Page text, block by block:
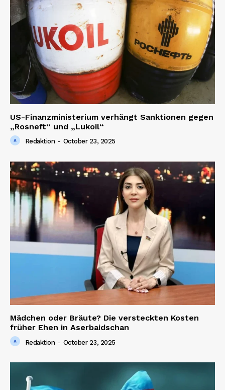
US-Finanzministerium verhängt Sanktionen gegen
„Rosneft“ und „Lukoil“
Redaktion - October 23, 2025
Mädchen oder Bräute? Die versteckten Kosten
früher Ehen in Aserbaidschan
Redaktion - October 23, 2025